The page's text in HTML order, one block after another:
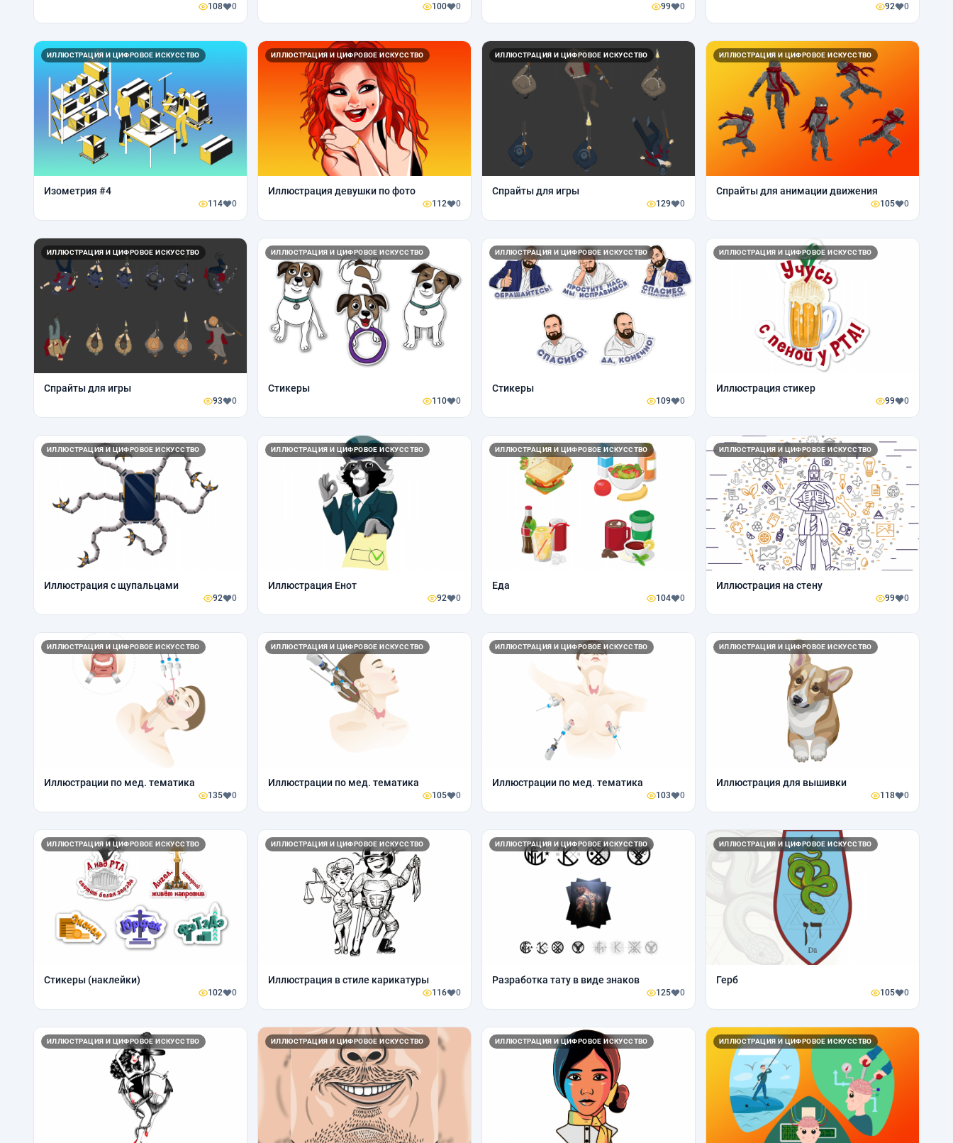
108 0 100 0 99 0 92 0
ИЛЛЮСТРАЦИЯ И ЦИФРОВОЕ ИСКУССТВО
Изометрия #4
114 0
ИЛЛЮСТРАЦИЯ И ЦИФРОВОЕ ИСКУССТВО
Иллюстрация девушки по фото
112 0
ИЛЛЮСТРАЦИЯ И ЦИФРОВОЕ ИСКУССТВО
Спрайты для игры
129 0
ИЛЛЮСТРАЦИЯ И ЦИФРОВОЕ ИСКУССТВО
Спрайты для анимации движения
105 0
ИЛЛЮСТРАЦИЯ И ЦИФРОВОЕ ИСКУССТВО
Спрайты для игры
93 0
ИЛЛЮСТРАЦИЯ И ЦИФРОВОЕ ИСКУССТВО
Стикеры
110 0
ИЛЛЮСТРАЦИЯ И ЦИФРОВОЕ ИСКУССТВО
Стикеры
109 0
ИЛЛЮСТРАЦИЯ И ЦИФРОВОЕ ИСКУССТВО
Иллюстрация стикер
99 0
ИЛЛЮСТРАЦИЯ И ЦИФРОВОЕ ИСКУССТВО
Иллюстрация с щупальцами
92 0
ИЛЛЮСТРАЦИЯ И ЦИФРОВОЕ ИСКУССТВО
Иллюстрация Енот
92 0
ИЛЛЮСТРАЦИЯ И ЦИФРОВОЕ ИСКУССТВО
Еда
104 0
ИЛЛЮСТРАЦИЯ И ЦИФРОВОЕ ИСКУССТВО
Иллюстрация на стену
99 0
ИЛЛЮСТРАЦИЯ И ЦИФРОВОЕ ИСКУССТВО
Иллюстрации по мед. тематика
135 0
ИЛЛЮСТРАЦИЯ И ЦИФРОВОЕ ИСКУССТВО
Иллюстрации по мед. тематика
105 0
ИЛЛЮСТРАЦИЯ И ЦИФРОВОЕ ИСКУССТВО
Иллюстрации по мед. тематика
103 0
ИЛЛЮСТРАЦИЯ И ЦИФРОВОЕ ИСКУССТВО
Иллюстрация для вышивки
118 0
ИЛЛЮСТРАЦИЯ И ЦИФРОВОЕ ИСКУССТВО
Стикеры (наклейки)
102 0
ИЛЛЮСТРАЦИЯ И ЦИФРОВОЕ ИСКУССТВО
Иллюстрация в стиле карикатуры
116 0
ИЛЛЮСТРАЦИЯ И ЦИФРОВОЕ ИСКУССТВО
Разработка тату в виде знаков
125 0
ИЛЛЮСТРАЦИЯ И ЦИФРОВОЕ ИСКУССТВО
Герб
105 0
ИЛЛЮСТРАЦИЯ И ЦИФРОВОЕ ИСКУССТВО ИЛЛЮСТРАЦИЯ И ЦИФРОВОЕ ИСКУССТВО ИЛЛЮСТРАЦИЯ И ЦИФРОВОЕ ИСКУССТВО ИЛЛЮСТРАЦИЯ И ЦИФРОВОЕ ИСКУССТВО